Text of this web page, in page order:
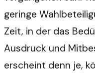
geringe
Zeit, in der das
Ausdruck und
erscheint denn je,